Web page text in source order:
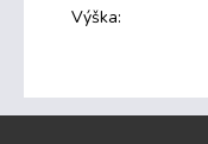
Výška:
Z